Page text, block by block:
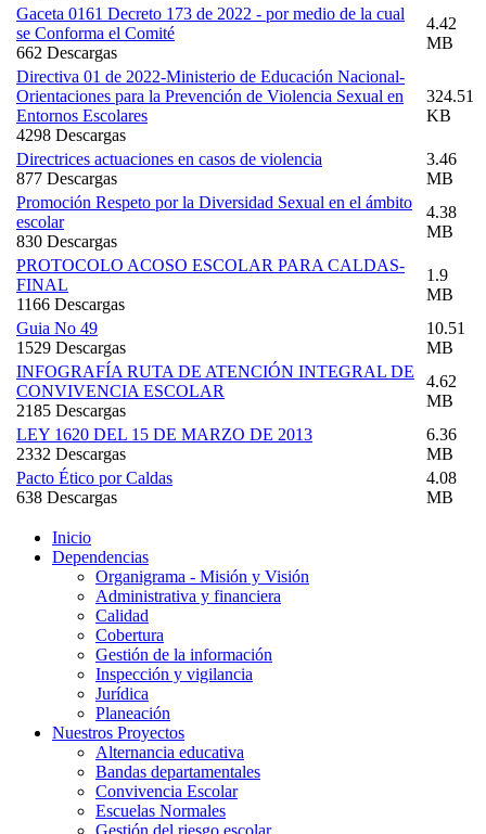
Gaceta 0161 Decreto 173 de 2022 - por medio de la cual
se Conforma el Comité
662 Descargas
4.42
MB
Directiva 01 de 2022-Ministerio de Educación Nacional-
Orientaciones para la Prevención de Violencia Sexual en
Entornos Escolares
4298 Descargas
324.51
KB
Directrices actuaciones en casos de violencia
877 Descargas
3.46
MB
Promoción Respeto por la Diversidad Sexual en el ámbito
escolar
830 Descargas
4.38
MB
PROTOCOLO ACOSO ESCOLAR PARA CALDAS-
FINAL
1166 Descargas
1.9
MB
Guia No 49
1529 Descargas
10.51
MB
INFOGRAFÍA RUTA DE ATENCIÓN INTEGRAL DE
CONVIVENCIA ESCOLAR
2185 Descargas
4.62
MB
LEY 1620 DEL 15 DE MARZO DE 2013
2332 Descargas
6.36
MB
Pacto Ético por Caldas
638 Descargas
4.08
MB
Inicio
Dependencias
Organigrama - Misión y Visión
Administrativa y financiera
Calidad
Cobertura
Gestión de la información
Inspección y vigilancia
Jurídica
Planeación
Nuestros Proyectos
Alternancia educativa
Bandas departamentales
Convivencia Escolar
Escuelas Normales
Gestión del riesgo escolar